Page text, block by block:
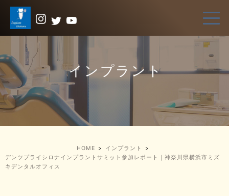
インプラント
HOME
インプラント
デンツプライシロナインプラントサミット参加レポート｜神奈川県横浜市ミズ
キデンタルオフィス